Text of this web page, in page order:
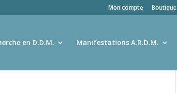
Mon compte Boutique
en D.D.M. Manifestations A.R.D.M.